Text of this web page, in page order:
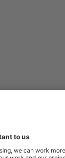
Eine Initiative von